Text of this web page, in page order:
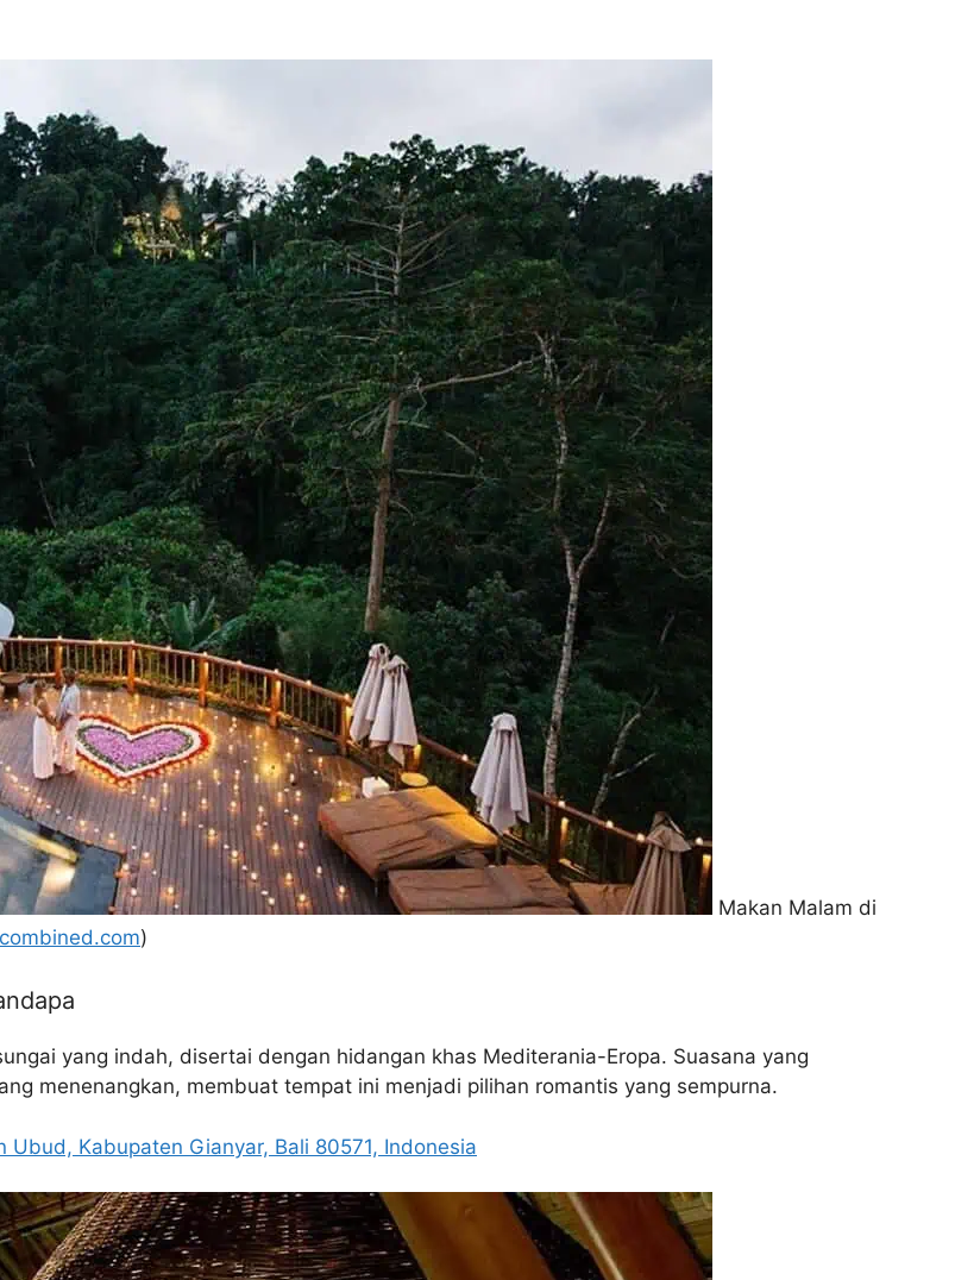
Makan Malam di
)
yang indah, disertai dengan hidangan khas Mediterania-Eropa. Suasana yang
menenangkan, membuat tempat ini menjadi pilihan romantis yang sempurna.
Kabupaten Gianyar, Bali 80571, Indonesia